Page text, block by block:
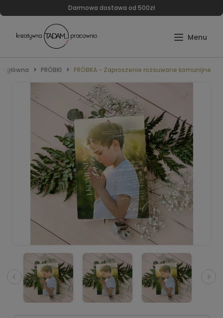
Darmowa dostawa od 500zł
główna PRÓBKI PRÓBKA - Zaproszenie rozsuwane komunijne